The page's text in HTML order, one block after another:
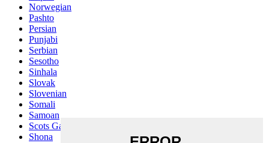
Norwegian
Pashto
Persian
Punjabi
Serbian
Sesotho
Sinhala
Slovak
Slovenian
Somali
Samoan
Scots Gaelic
Shona